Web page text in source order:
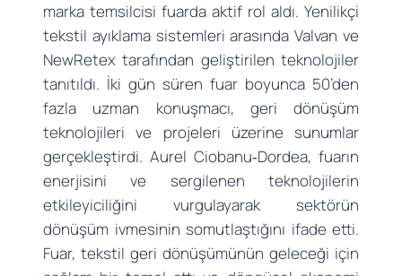
marka temsilcisi fuarda aktif rol aldı. Yenilikçi
tekstil ayıklama sistemleri arasında Valvan ve
NewRetex tarafından geliştirilen teknolojiler
tanıtıldı. İki gün süren fuar boyunca 50’den
fazla uzman konuşmacı, geri dönüşüm
teknolojileri ve projeleri üzerine sunumlar
gerçekleştirdi. Aurel Ciobanu‑Dordea, fuarın
enerjisini ve sergilenen teknolojilerin
etkileyiciliğini vurgulayarak sektörün
dönüşüm ivmesinin somutlaştığını ifade etti.
Fuar, tekstil geri dönüşümünün geleceği için